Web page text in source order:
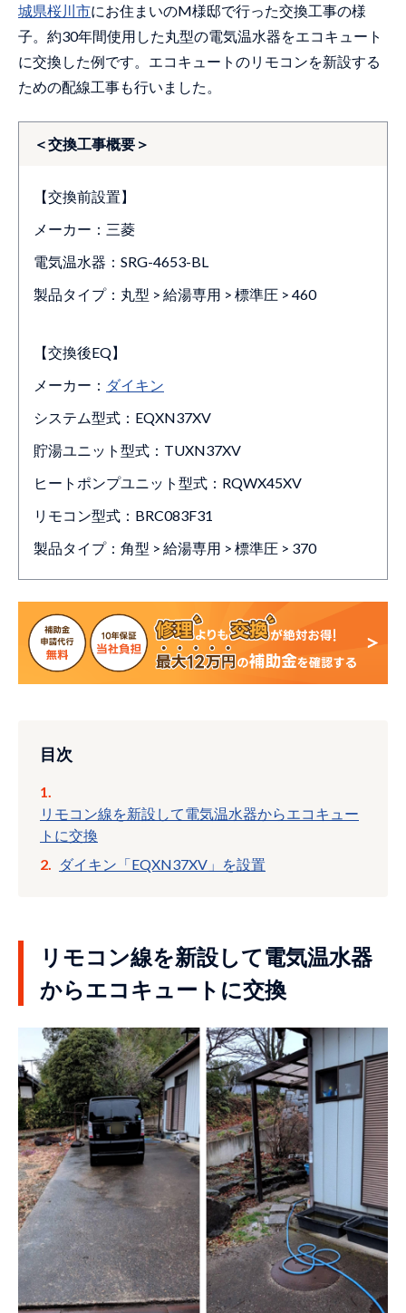
城県桜川市にお住まいのM様邸で行った交換工事の様
子。約30年間使用した丸型の電気温水器をエコキュート
に交換した例です。エコキュートのリモコンを新設する
ための配線工事も行いました。
＜交換工事概要＞
【交換前設置】
メーカー：三菱
電気温水器：SRG-4653-BL
製品タイプ：丸型 > 給湯専用 > 標準圧 > 460
【交換後EQ】
メーカー： ダイキン
システム型式：EQXN37XV
貯湯ユニット型式：TUXN37XV
ヒートポンプユニット型式：RQWX45XV
リモコン型式：BRC083F31
製品タイプ：角型 > 給湯専用 > 標準圧 > 370
目次
リモコン線を新設して電気温水器からエコキュー
トに交換
ダイキン「EQXN37XV」を設置
リモコン線を新設して電気温水器
からエコキュートに交換